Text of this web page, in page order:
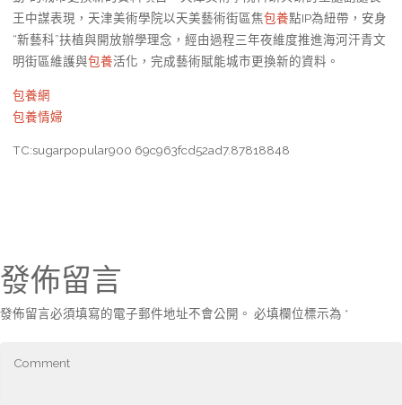
王中謀表現，天津美術學院以天美藝術街區焦包養點IP為紐帶，安身
“新藝科”扶植與開放辦學理念，經由過程三年夜維度推進海河汗青文
明街區維護與包養活化，完成藝術賦能城市更換新的資料。
包養網
包養情婦
TC:sugarpopular900 69c963fcd52ad7.87818848
發佈留言
發佈留言必須填寫的電子郵件地址不會公開。 必填欄位標示為 *